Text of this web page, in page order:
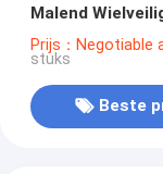
Malend
het Scherpen
Prijs：
stuks
Beste